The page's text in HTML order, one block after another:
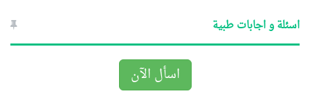
اسئلة و اجابات طبية
اسأل الآن